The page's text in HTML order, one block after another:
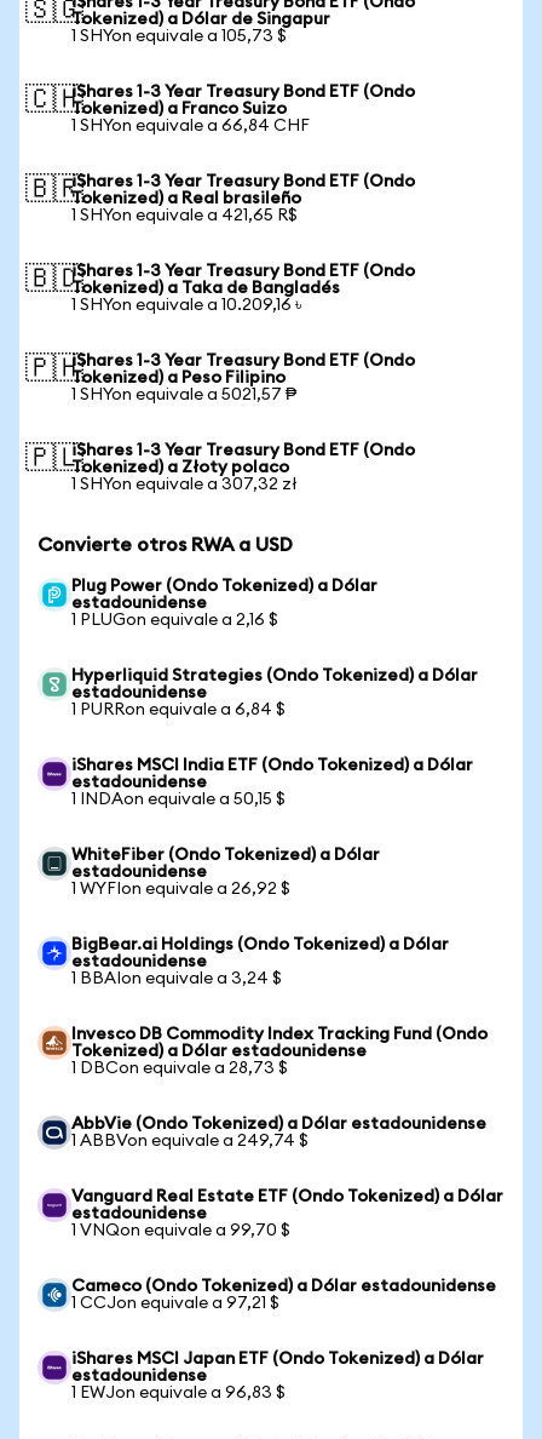
🇸🇬Tokenized) a Dólar de Singapur
1 SHYon equivale a 105,73 $
🇨🇭iShares 1-3 Year Treasury Bond ETF (Ondo
Tokenized) a Franco Suizo
1 SHYon equivale a 66,84 CHF
🇧🇷iShares 1-3 Year Treasury Bond ETF (Ondo
Tokenized) a Real brasileño
1 SHYon equivale a 421,65 R$
🇧🇩iShares 1-3 Year Treasury Bond ETF (Ondo
Tokenized) a Taka de Bangladés
1 SHYon equivale a 10.209,16 ৳
🇵🇭iShares 1-3 Year Treasury Bond ETF (Ondo
Tokenized) a Peso Filipino
1 SHYon equivale a 5021,57 ₱
🇵🇱iShares 1-3 Year Treasury Bond ETF (Ondo
Tokenized) a Złoty polaco
1 SHYon equivale a 307,32 zł
Convierte otros RWA a USD
Plug Power (Ondo Tokenized) a Dólar
estadounidense
1 PLUGon equivale a 2,16 $
Hyperliquid Strategies (Ondo Tokenized) a Dólar
estadounidense
1 PURRon equivale a 6,84 $
iShares MSCI India ETF (Ondo Tokenized) a Dólar
estadounidense
1 INDAon equivale a 50,15 $
WhiteFiber (Ondo Tokenized) a Dólar
estadounidense
1 WYFIon equivale a 26,92 $
BigBear.ai Holdings (Ondo Tokenized) a Dólar
estadounidense
1 BBAIon equivale a 3,24 $
Invesco DB Commodity Index Tracking Fund (Ondo
Tokenized) a Dólar estadounidense
1 DBCon equivale a 28,73 $
AbbVie (Ondo Tokenized) a Dólar estadounidense
1 ABBVon equivale a 249,74 $
Vanguard Real Estate ETF (Ondo Tokenized) a Dólar
estadounidense
1 VNQon equivale a 99,70 $
Cameco (Ondo Tokenized) a Dólar estadounidense
1 CCJon equivale a 97,21 $
iShares MSCI Japan ETF (Ondo Tokenized) a Dólar
estadounidense
1 EWJon equivale a 96,83 $